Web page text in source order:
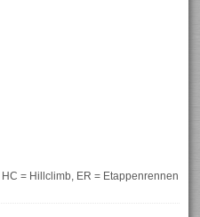
= Hillclimb, ER = Etappenrennen